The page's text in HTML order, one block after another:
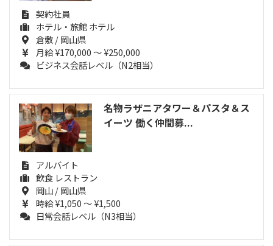
契約社員
ホテル・旅館 ホテル
倉敷 / 岡山県
月給 ¥170,000 ～ ¥250,000
ビジネス会話レベル（N2相当）
名物ラザニアタワー＆パスタ＆ス
イーツ 働く仲間募...
アルバイト
飲食 レストラン
岡山 / 岡山県
時給 ¥1,050 ～ ¥1,500
日常会話レベル（N3相当）